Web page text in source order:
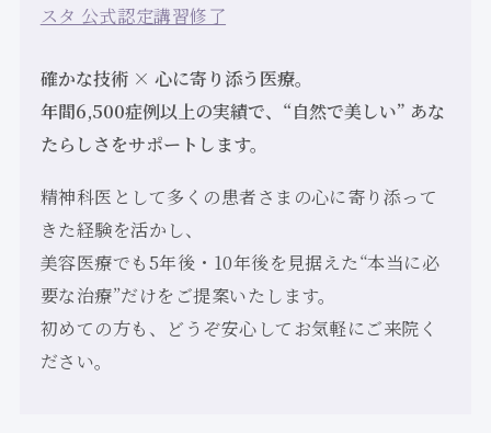
スタ 公式認定講習修了
確かな技術 × 心に寄り添う医療。
年間6,500症例以上の実績で、“自然で美しい” あな
たらしさをサポートします。
精神科医として多くの患者さまの心に寄り添って
きた経験を活かし、
美容医療でも5年後・10年後を見据えた“本当に必
要な治療”だけをご提案いたします。
初めての方も、どうぞ安心してお気軽にご来院く
ださい。